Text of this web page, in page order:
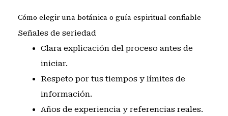
Cómo elegir una botánica o guía espiritual confiable
Señales de seriedad
Clara explicación del proceso antes de
iniciar.
Respeto por tus tiempos y límites de
información.
Años de experiencia y referencias reales.